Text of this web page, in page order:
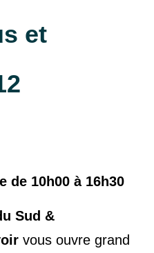
et
de 10h00 à 16h30
Sud &
vous ouvre grand